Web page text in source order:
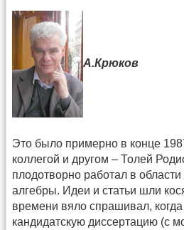
А.Крюков
Это было примерно в конце
коллегой и другом – Толей
плодотворно работал в
алгебры. Идеи и статьи шли
времени вяло спрашивал,
кандидатскую диссертацию (с